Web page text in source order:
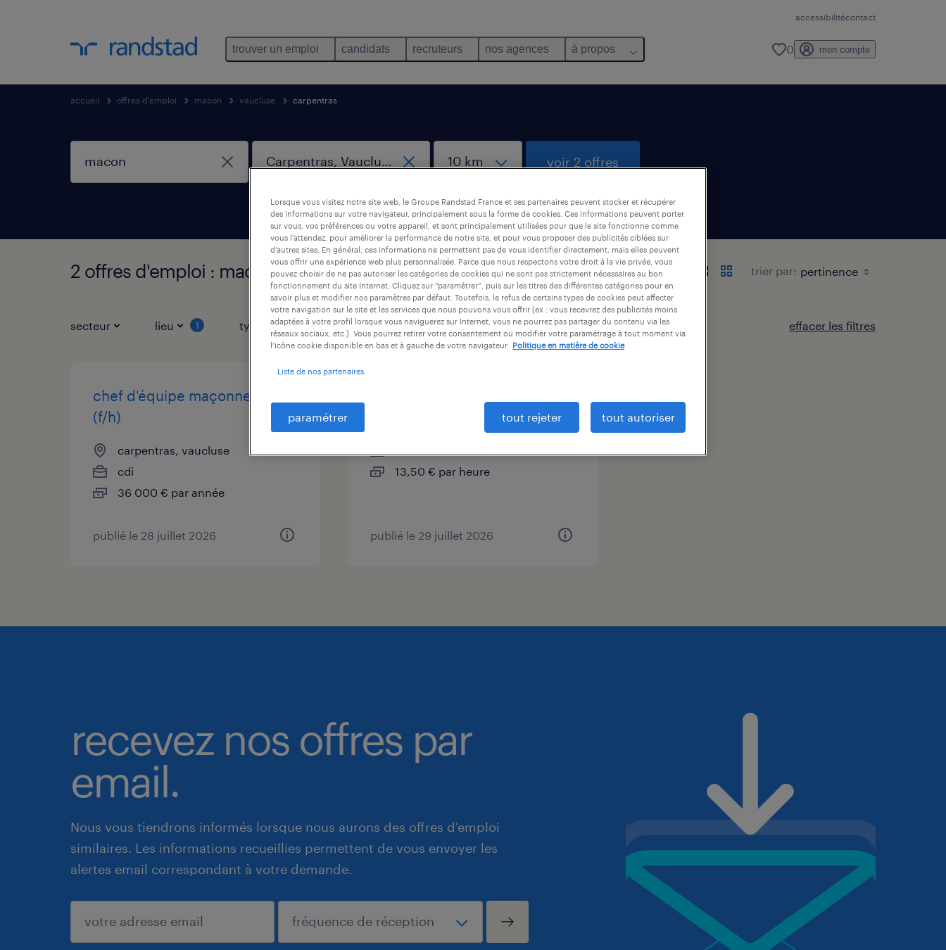
accessibilitécontact
trouver un emploi candidats recruteurs nos agences à propos 0 mon compte
accueil offres d'emploi macon vaucluse carpentras
voir 2 offres
créer une alerte email
2 offres d'emploi : macon, Carpentras, Vaucluse trier par:
secteur lieu 1 type de contrat durée du contrat niveau d'expérience effacer les filtres
chef d'équipe maçonnerie
(f/h)
carpentras, vaucluse
cdi
36 000 € par année
publié le 28 juillet 2026
carpentras, vaucluse
13,50 € par heure
publié le 29 juillet 2026
recevez nos offres par
email.
Nous vous tiendrons informés lorsque nous aurons des offres d'emploi
similaires. Les informations recueillies permettent de vous envoyer les
alertes email correspondant à votre demande.
enregistrer
Lorsque vous visitez notre site web, le Groupe Randstad France et ses partenaires peuvent stocker et récupérer
des informations sur votre navigateur, principalement sous la forme de cookies. Ces informations peuvent porter
sur vous, vos préférences ou votre appareil, et sont principalement utilisées pour que le site fonctionne comme
vous l’attendez, pour améliorer la performance de notre site, et pour vous proposer des publicités ciblées sur
d’autres sites. En général, ces informations ne permettent pas de vous identifier directement, mais elles peuvent
vous offrir une expérience web plus personnalisée. Parce que nous respectons votre droit à la vie privée, vous
pouvez choisir de ne pas autoriser les catégories de cookies qui ne sont pas strictement nécessaires au bon
fonctionnement du site Internet. Cliquez sur “paramétrer”, puis sur les titres des différentes catégories pour en
savoir plus et modifier nos paramètres par défaut. Toutefois, le refus de certains types de cookies peut affecter
votre navigation sur le site et les services que nous pouvons vous offrir (ex : vous recevrez des publicités moins
adaptées à votre profil lorsque vous naviguerez sur Internet, vous ne pourrez pas partager du contenu via les
réseaux sociaux, etc.). Vous pourrez retirer votre consentement ou modifier votre paramétrage à tout moment via
l’icône cookie disponible en bas et à gauche de votre navigateur.
Politique en matière de cookie
Liste de nos partenaires
paramétrer tout rejeter tout autoriser